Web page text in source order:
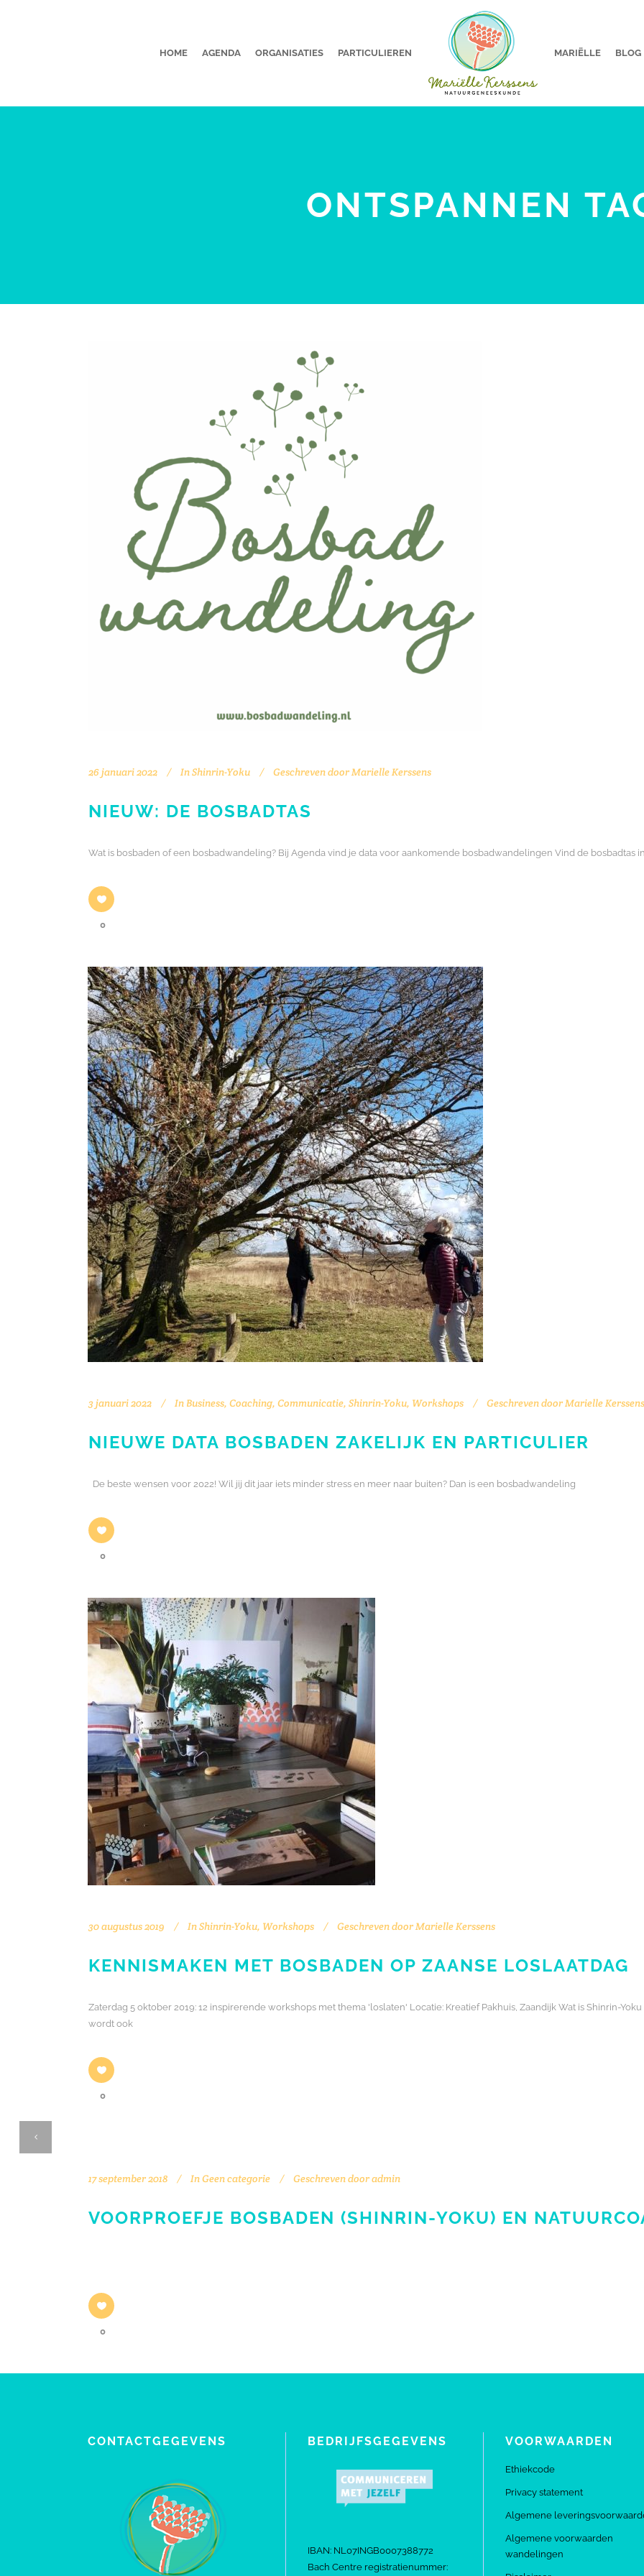
HOME AGENDA ORGANISATIES PARTICULIEREN MARIËLLE BLOG
ONTSPANNEN
26 januari 2022 InShinrin-Yoku Geschreven doorMarielle Kerssens
NIEUW: DE BOSBADTAS
Wat is bosbaden of een bosbadwandeling? Bij Agenda vind je data voor aankomende bosbadwandelingen Vind de bosbadtas
0
3 januari 2022 In Business, Coaching, Communicatie, Shinrin-Yoku, Workshops Geschreven doorMarielle Kerssens
NIEUWE DATA BOSBADEN ZAKELIJK EN PARTICULIER
De beste wensen voor 2022! Wil jij dit jaar iets minder stress en meer naar buiten? Dan is een bosbadwandeling
0
30 augustus 2019 InShinrin-Yoku, Workshops Geschreven doorMarielle Kerssens
KENNISMAKEN MET BOSBADEN OP ZAANSE LOSLAATDAG
Zaterdag 5 oktober 2019: 12 inspirerende workshops met thema 'loslaten' Locatie: Kreatief Pakhuis, Zaandijk Wat is Shinrin-Yoku
wordt ook
0
17 september 2018 InGeen categorie Geschreven dooradmin
VOORPROEFJE BOSBADEN (SHINRIN-YOKU) EN
0
CONTACTGEGEVENS BEDRIJFSGEGEVENS
IBAN: NL07INGB0007388772
Bach Centre registratienummer:
VOORWAARDEN
Ethiekcode
Privacy statement
Algemene
Algemene voorwaarden
wandelingen